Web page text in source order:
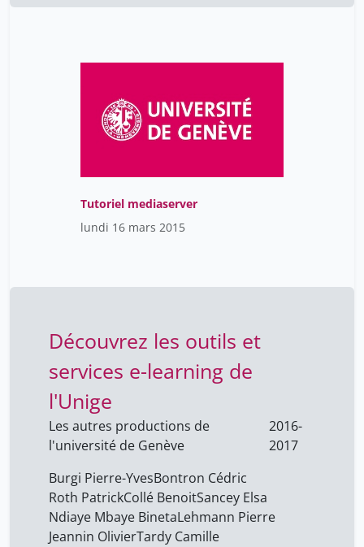
Tutoriel mediaserver
lundi 16 mars 2015
Découvrez les outils et
services e-learning de
l'Unige
Les autres productions de
l'université de Genève
2016-
2017
Burgi Pierre-YvesBontron Cédric
Roth PatrickCollé BenoitSancey Elsa
Ndiaye Mbaye BinetaLehmann Pierre
Jeannin OlivierTardy Camille